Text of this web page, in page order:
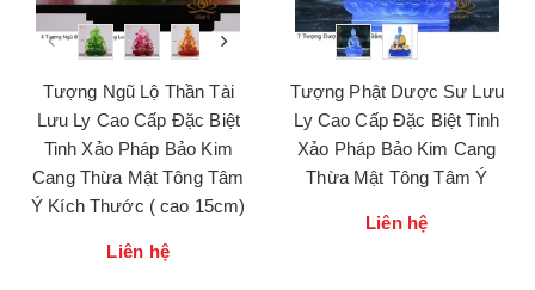
Tượng Ngũ Lộ Thần Tài
Lưu Ly Cao Cấp Đặc Biệt
Tinh Xảo Pháp Bảo Kim
Cang Thừa Mật Tông Tâm
Ý Kích Thước ( cao 15cm)
Liên hệ
Tượng Phật Dược Sư Lưu
Ly Cao Cấp Đặc Biệt Tinh
Xảo Pháp Bảo Kim Cang
Thừa Mật Tông Tâm Ý
Liên hệ